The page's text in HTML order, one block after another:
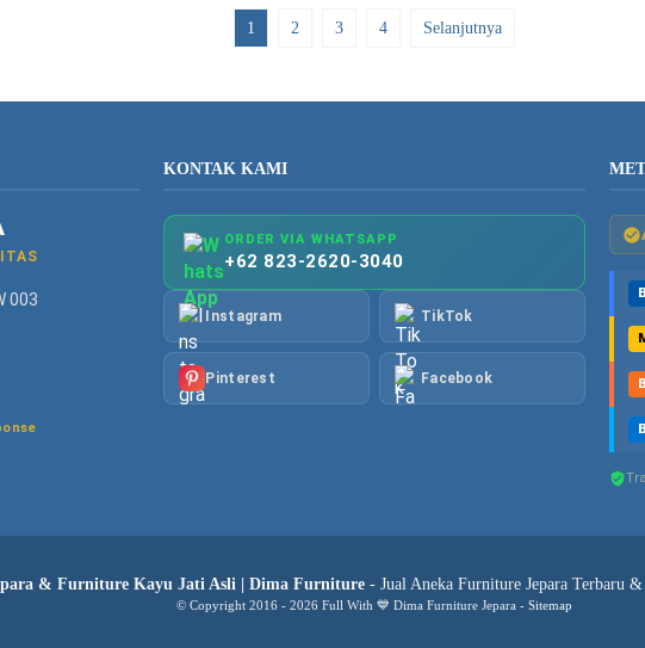
1 2 3 4 Selanjutnya
003
KONTAK KAMI
ORDER VIA WHATSAPP
+62 823-2620-3040
Instagram TikTok
Pinterest Facebook
& Furniture Kayu Jati Asli | Dima Furniture- Jual Aneka Furniture Jepara Terbaru
© Copyright 2016 - 2026 Full With 💙 Dima Furniture Jepara - Sitemap